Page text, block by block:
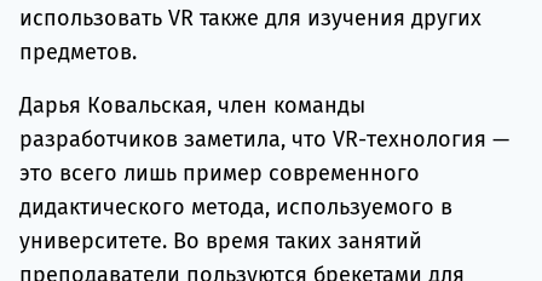
использовать VR также для изучения других
предметов.
Дарья Ковальская, член команды
разработчиков заметила, что VR-технология —
это всего лишь пример современного
дидактического метода, используемого в
университете. Во время таких занятий
преподаватели пользуются брекетами для